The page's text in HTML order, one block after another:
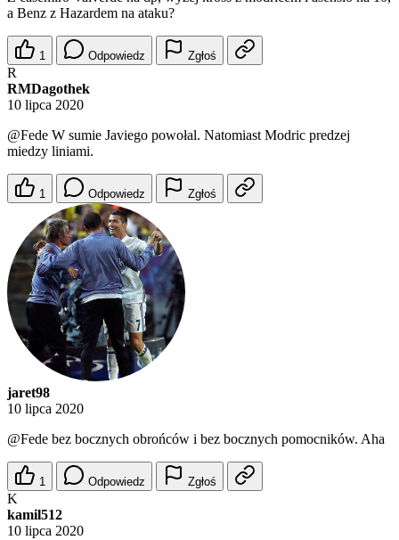
a Benz z Hazardem na ataku?
1 Odpowiedz Zgłoś
R
RMDagothek
10 lipca 2020
@Fede W sumie Javiego powołal. Natomiast Modric predzej
miedzy liniami.
1 Odpowiedz Zgłoś
jaret98
10 lipca 2020
@Fede bez bocznych obrońców i bez bocznych pomocników. Aha
1 Odpowiedz Zgłoś
K
kamil512
10 lipca 2020